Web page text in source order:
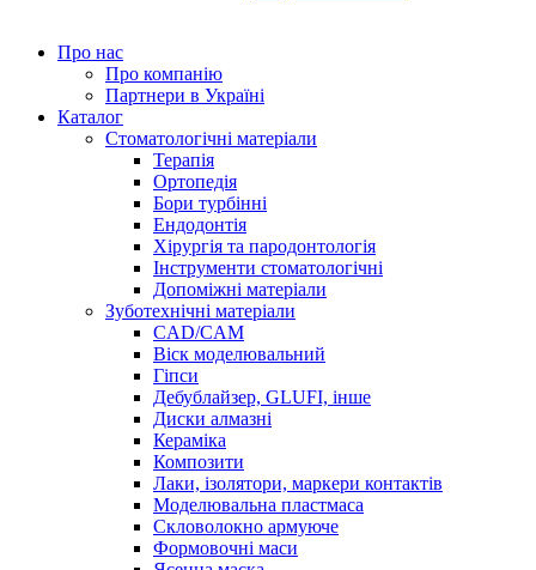
Про нас
Про компанію
Партнери в Україні
Каталог
Стоматологічні матеріали
Терапія
Ортопедія
Бори турбінні
Ендодонтія
Хірургія та пародонтологія
Інструменти стоматологічні
Допоміжні матеріали
Зуботехнічні матеріали
CAD/CAM
Віск моделювальний
Гіпси
Дебублайзер, GLUFI, інше
Диски алмазні
Кераміка
Композити
Лаки, ізолятори, маркери контактів
Моделювальна пластмаса
Скловолокно армуюче
Формовочні маси